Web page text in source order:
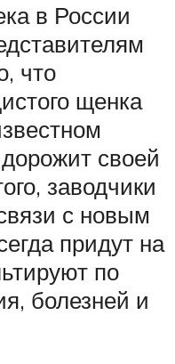
в России
что
щенка
своей
заводчики
с новым
придут на
по
болезней и